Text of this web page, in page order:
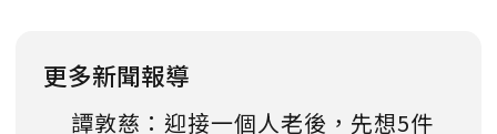
更多新聞報導
譚敦慈：迎接一個人老後，先想5件